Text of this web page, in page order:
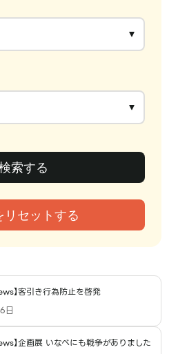
】客引き行為防止を啓発
日
】企画展 いなべにも戦争がありました